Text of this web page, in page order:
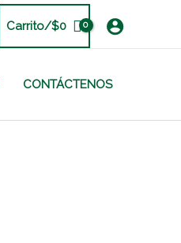
Carrito/$0
CONTÁCTENOS